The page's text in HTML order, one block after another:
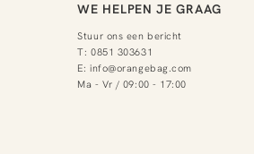
WE HELPEN JE GRAAG
Stuur ons een bericht
T:0851 303631
E:info@orangebag.com
Ma - Vr / 09:00 - 17:00